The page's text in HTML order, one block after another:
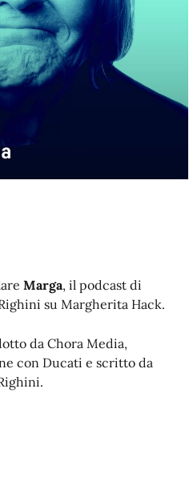
Marga, il podcast di
su Margherita Hack.
da Chora Media,
con Ducati e scritto da